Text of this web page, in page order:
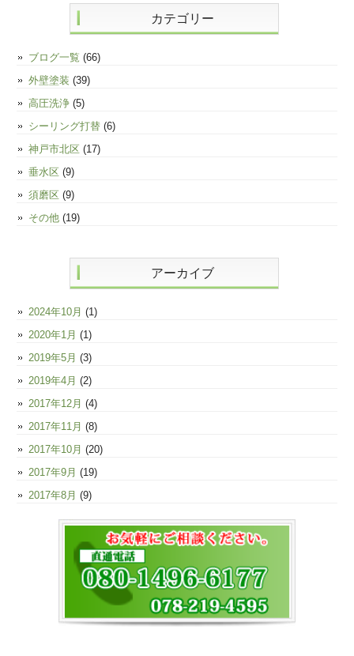
カテゴリー
ブログ一覧 (66)
外壁塗装 (39)
高圧洗浄 (5)
シーリング打替 (6)
神戸市北区 (17)
垂水区 (9)
須磨区 (9)
その他 (19)
アーカイブ
2024年10月 (1)
2020年1月 (1)
2019年5月 (3)
2019年4月 (2)
2017年12月 (4)
2017年11月 (8)
2017年10月 (20)
2017年9月 (19)
2017年8月 (9)